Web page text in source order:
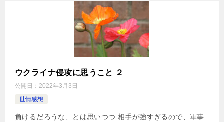
ウクライナ侵攻に思うこと ２
公開日： 2022年3月3日
世情感想
負けるだろうな、とは思いつつ 相手が強すぎるので、軍事